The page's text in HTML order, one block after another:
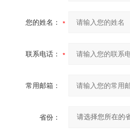
您的姓名：
联系电话：
常用邮箱：
省份：